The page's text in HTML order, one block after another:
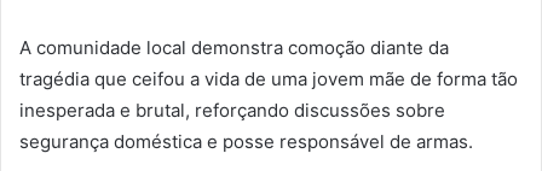
A comunidade local demonstra comoção diante da
tragédia que ceifou a vida de uma jovem mãe de forma tão
inesperada e brutal, reforçando discussões sobre
segurança doméstica e posse responsável de armas.